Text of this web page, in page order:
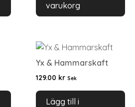
varukorg
Yx & Hammarskaft
129.00 kr Sek
Lägg till i